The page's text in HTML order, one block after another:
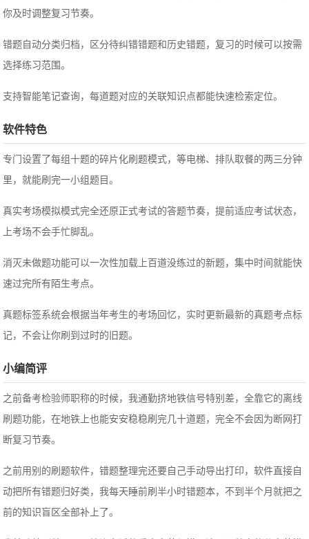
你及时调整复习节奏。
错题自动分类归档，区分待纠错错题和历史错题，复习的时候可以按需
选择练习范围。
支持智能笔记查询，每道题对应的关联知识点都能快速检索定位。
软件特色
专门设置了每组十题的碎片化刷题模式，等电梯、排队取餐的两三分钟
里，就能刷完一小组题目。
真实考场模拟模式完全还原正式考试的答题节奏，提前适应考试状态，
上考场不会手忙脚乱。
消灭未做题功能可以一次性加载上百道没练过的新题，集中时间就能快
速过完所有陌生考点。
真题标签系统会根据当年考生的考场回忆，实时更新最新的真题考点标
记，不会让你刷到过时的旧题。
小编简评
之前备考检验师职称的时候，我通勤挤地铁信号特别差，全靠它的离线
刷题功能，在地铁上也能安安稳稳刷完几十道题，完全不会因为断网打
断复习节奏。
之前用别的刷题软件，错题整理完还要自己手动导出打印，软件直接自
动把所有错题归好类，我每天睡前刷半小时错题本，不到半个月就把之
前的知识盲区全部补上了。